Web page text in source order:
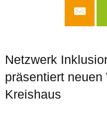
Netzwerk
präsentiert
Kreishaus